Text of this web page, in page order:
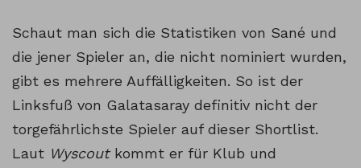
Schaut man sich die Statistiken von Sané und
die jener Spieler an, die nicht nominiert wurden,
gibt es mehrere Auffälligkeiten. So ist der
Linksfuß von Galatasaray definitiv nicht der
torgefährlichste Spieler auf dieser Shortlist.
Laut Wyscoutkommt er für Klub und